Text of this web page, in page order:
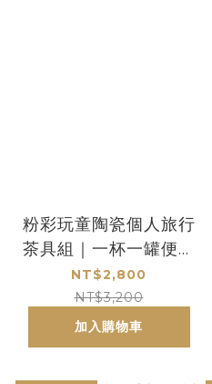
粉彩玩童陶瓷個人旅行
茶具組｜一杯一罐便攜
茶具 輕巧隨身
NT$2,800
NT$3,200
加入購物車